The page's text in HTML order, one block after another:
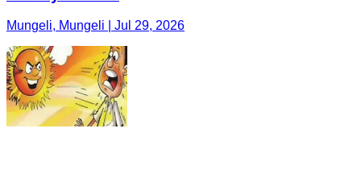
Mungeli, Mungeli | Jul 29, 2026